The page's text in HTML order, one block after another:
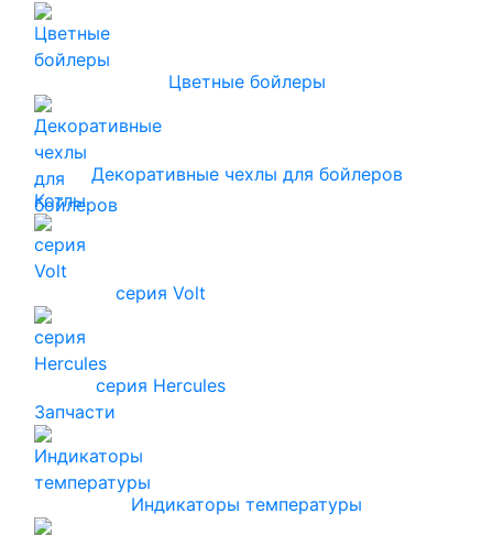
Цветные бойлеры
Декоративные чехлы для бойлеров
Котлы
серия Volt
серия Hercules
Запчасти
Индикаторы температуры